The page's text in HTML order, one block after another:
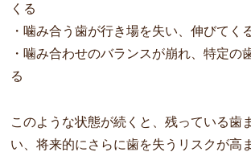
くる
・噛み合う歯が行き場を失い、伸びてく
・噛み合わせのバランスが崩れ、特定の
る
このような状態が続くと、残っている歯
い、将来的にさらに歯を失うリスクが高